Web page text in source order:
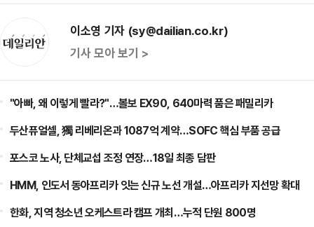
이소영 기자 (sy@dailian.co.kr)
기사 모아 보기 >
"아빠, 왜 이렇게 빨라?"…볼보 EX90, 640마력 품은 패밀리카
두산퓨얼셀, 獨 리베리온과 1087억 계약…SOFC 핵심 부품 공급
포스코 노사, 단체교섭 조정 연장…18일 최종 담판
HMM, 인도서 동아프리카 잇는 신규 노선 개설…아프리카 지선망 확대
한화, 지역 청소년 오케스트라 캠프 개최…누적 단원 800명